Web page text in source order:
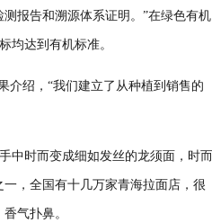
报告和溯源体系证明。”在绿色有机
均达到有机标准。
绍，“我们建立了从种植到销售的
时而变成细如发丝的龙须面，时而
，全国有十几万家青海拉面店，很
气扑鼻。